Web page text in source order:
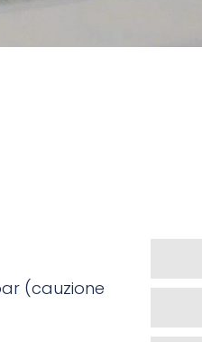
(cauzione